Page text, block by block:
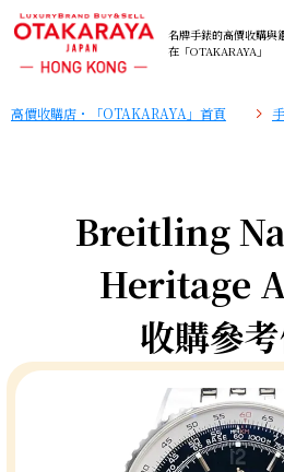
名牌手錶的高價收購
在「OTAKARAYA」
高價收購店・「OTAKARAYA」首頁
Breitling
Heritage
收購參